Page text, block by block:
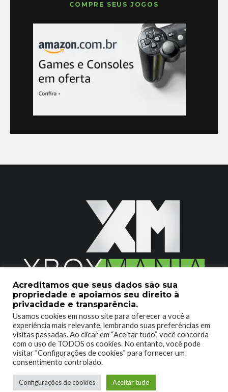
COMPRE SEUS JOGOS
2020 © Xboxmania. Todos os Direitos Reservados.
SOBRE O XBOX MANIA CONTATO
ENCONTROU UM PROBLEMA?
Acreditamos que seus dados são sua
propriedade e apoiamos seu direito à
privacidade e transparência.
Usamos cookies em nosso site para oferecer a você a
experiência mais relevante, lembrando suas preferências em
visitas passadas. Ao clicar em “Aceitar tudo”, você concorda
com o uso de TODOS os cookies. No entanto, você pode
visitar "Configurações de cookies" para fornecer um
consentimento controlado.
Configurações de cookies Aceitar tudo